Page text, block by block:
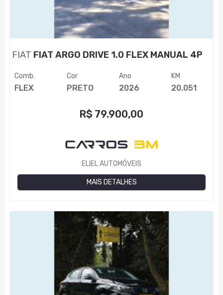
FIAT FIAT ARGO DRIVE 1.0 FLEX MANUAL 4P
Comb.
FLEX
Cor
PRETO
Ano
2026
KM
20.051
R$ 79.900,00
ELIEL AUTOMÓVEIS
MAIS DETALHES